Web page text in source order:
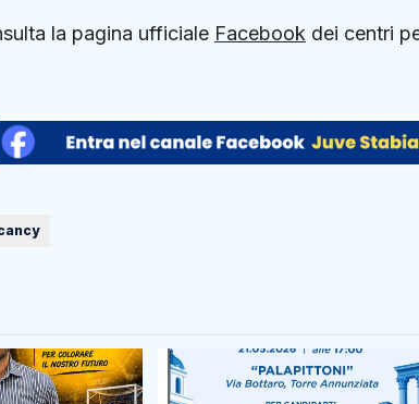
la pagina ufficiale Facebook dei centri